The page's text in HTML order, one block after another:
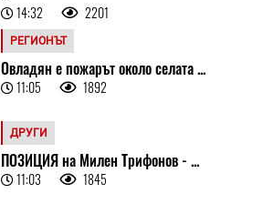
14:32 2201
РЕГИОНЪТ
Овладян е пожарът около селата ...
11:05 1892
ДРУГИ
ПОЗИЦИЯ на Милен Трифонов - ...
11:03 1845